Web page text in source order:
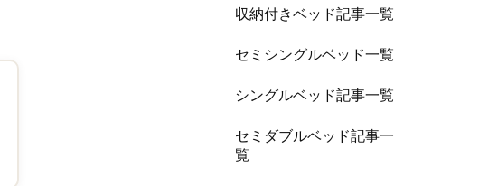
収納付きベッド記事一覧
セミシングルベッド一覧
シングルベッド記事一覧
セミダブルベッド記事一
覧